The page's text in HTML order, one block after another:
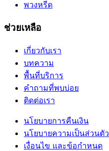
พวงหรีด
ช่วยเหลือ
เกี่ยวกับเรา
บทความ
พื้นที่บริการ
คำถามที่พบบ่อย
ติดต่อเรา
นโยบายการคืนเงิน
นโยบายความเป็นส่วนตัว
เงื่อนไข และข้อกำหนด